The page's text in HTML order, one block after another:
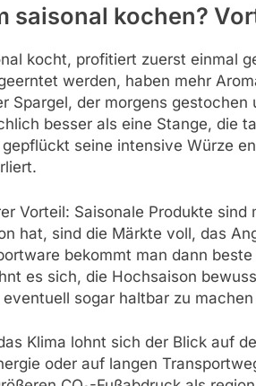
saisonal kochen?
kocht, profitiert zuerst einmal
werden, haben mehr
Spargel, der morgens
besser als eine Stange, die
seine intensive Würze
Vorteil: Saisonale Produkte
hat, sind die Märkte voll, das
bekommt man dann
es sich, die Hochsaison
eventuell sogar haltbar zu
Klima lohnt sich der Blick auf
oder auf langen